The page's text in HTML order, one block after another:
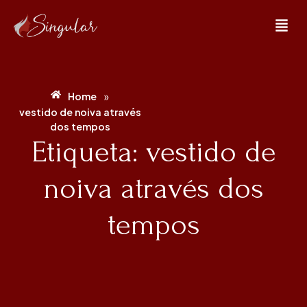
Home »
vestido de noiva através
dos tempos
Etiqueta: vestido de
noiva através dos
tempos